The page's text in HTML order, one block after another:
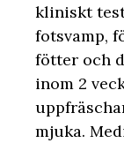
kliniskt
fotsvamp,
fötter och
inom 2
mjuka.